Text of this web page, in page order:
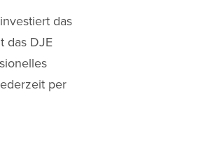
das
das DJE
per